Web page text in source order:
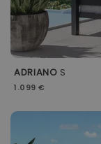
ADRIANO S
1.099 €